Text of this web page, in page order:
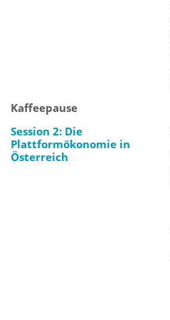
Kaffeepause
Session 2: Die
Plattformökonomie in
Österreich